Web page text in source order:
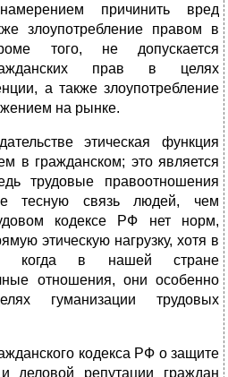
причинить вред
злоупотребление правом в
того, не допускается
прав в целях
а также злоупотребление
на рынке.
этическая функция
в гражданском; это является
трудовые правоотношения
тесную связь людей, чем
кодексе РФ нет норм,
этическую нагрузку, хотя в
когда в нашей стране
отношения, они особенно
гуманизации трудовых
кодекса РФ о защите
деловой репутации граждан